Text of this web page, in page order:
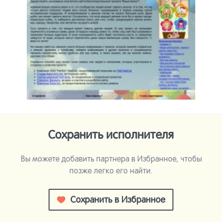
Сайт Описание
Сохранить исполнителя
Вы можете добавить партнера в Избранное, чтобы
позже легко его найти.
Сохранить в Избранное